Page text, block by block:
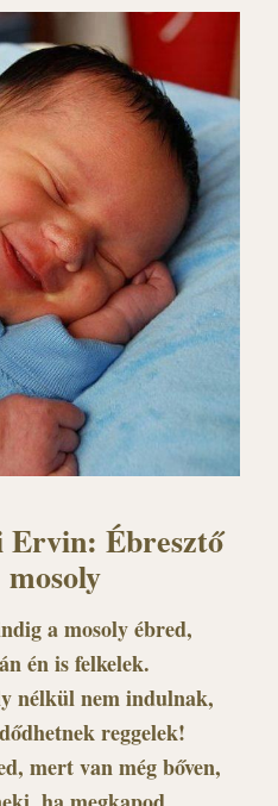
Ervin: Ébresztő
mosoly
a mosoly ébred,
én is felkelek.
nélkül nem indulnak,
reggelek!
mert van még bőven,